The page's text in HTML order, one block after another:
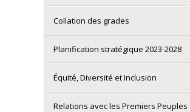
Collation des grades
Planification stratégique 2023-2028
Équité, Diversité et Inclusion
Relations avec les Premiers Peuples